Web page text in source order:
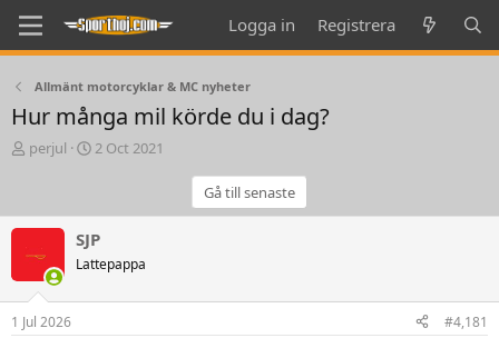
Logga in Registrera
Allmänt motorcyklar & MC nyheter
Hur många mil körde du i dag?
T
a
t
a
r
perjul
S
d
a
e
2 Oct 2021
Gå till senaste
SJP
Lattepappa
1 Jul 2026 #4,181